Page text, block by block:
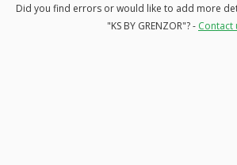
Did you find errors or would like to add more
"KS BY GRENZOR"? - Contact